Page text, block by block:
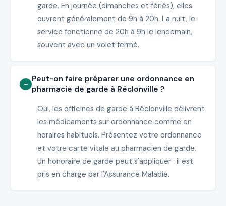
garde. En journée (dimanches et fériés), elles
ouvrent généralement de 9h à 20h. La nuit, le
service fonctionne de 20h à 9h le lendemain,
souvent avec un volet fermé.
Peut-on faire préparer une ordonnance en
pharmacie de garde à Réclonville ?
Oui, les officines de garde à Réclonville délivrent
les médicaments sur ordonnance comme en
horaires habituels. Présentez votre ordonnance
et votre carte vitale au pharmacien de garde.
Un honoraire de garde peut s'appliquer : il est
pris en charge par l'Assurance Maladie.